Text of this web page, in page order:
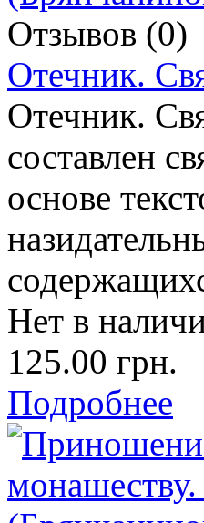
Отзывов (0)
Отечник.
Отечник.
составлен
основе
Нет в
125.00 грн.
Подробнее